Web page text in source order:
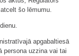
šo lēmumu.
apgabaltiesā
persona uzzina vai tai